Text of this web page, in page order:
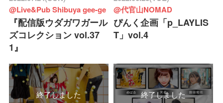
@Live&Pub Shibuya gee-ge
『配信版ウダガワガール
ズコレクション vol.37
1』
@代官山NOMAD
ぴんく企画「p_LAYLIS
T」vol.4
終了しました 終了しました